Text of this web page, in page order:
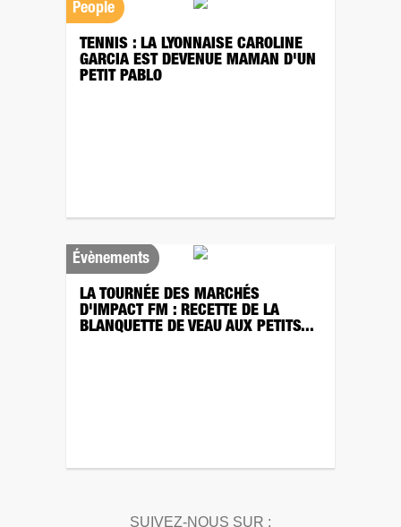
People
TENNIS : LA LYONNAISE CAROLINE
GARCIA EST DEVENUE MAMAN D'UN
PETIT PABLO
Évènements
LA TOURNÉE DES MARCHÉS
D'IMPACT FM : RECETTE DE LA
BLANQUETTE DE VEAU AUX PETITS...
SUIVEZ-NOUS SUR :